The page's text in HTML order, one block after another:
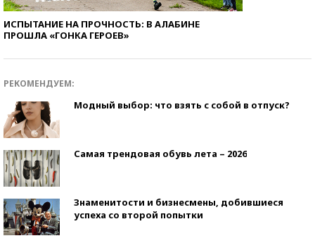
ИСПЫТАНИЕ НА ПРОЧНОСТЬ: В АЛАБИНЕ
ПРОШЛА «ГОНКА ГЕРОЕВ»
РЕКОМЕНДУЕМ:
Модный выбор: что взять с собой в отпуск?
Самая трендовая обувь лета – 2026
Знаменитости и бизнесмены, добившиеся
успеха со второй попытки